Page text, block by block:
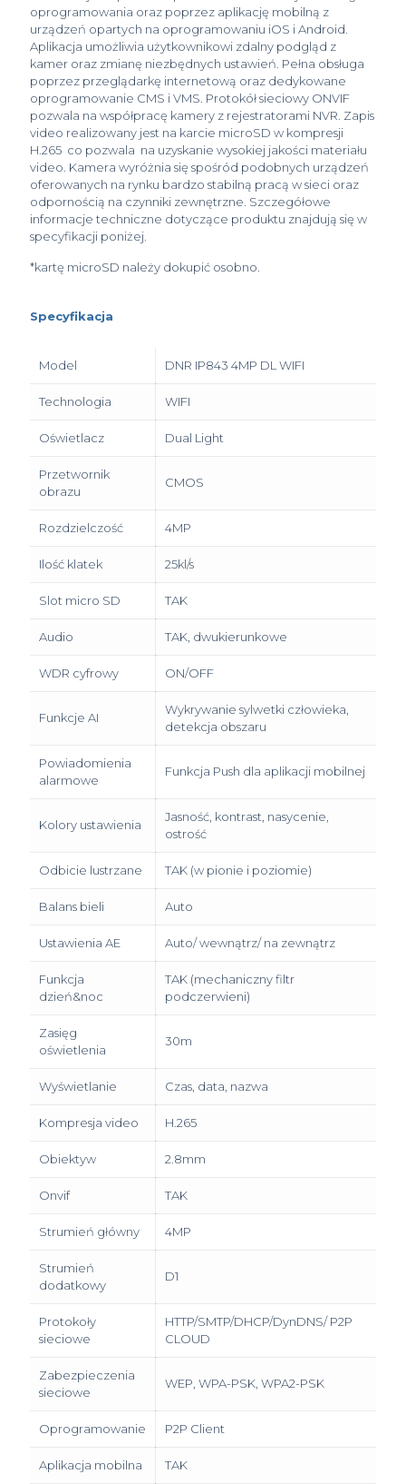
oprogramowania oraz poprzez aplikację mobilną z
urządzeń opartych na oprogramowaniu iOS i Android.
Aplikacja umożliwia użytkownikowi zdalny podgląd z
kamer oraz zmianę niezbędnych ustawień. Pełna obsługa
poprzez przeglądarkę internetową oraz dedykowane
oprogramowanie CMS i VMS. Protokół sieciowy ONVIF
pozwala na współpracę kamery z rejestratorami NVR. Zapis
video realizowany jest na karcie microSD w kompresji
H.265 co pozwala na uzyskanie wysokiej jakości materiału
video. Kamera wyróżnia się spośród podobnych urządzeń
oferowanych na rynku bardzo stabilną pracą w sieci oraz
odpornością na czynniki zewnętrzne. Szczegółowe
informacje techniczne dotyczące produktu znajdują się w
specyfikacji poniżej.
*kartę microSD należy dokupić osobno.
Specyfikacja
Model DNR IP843 4MP DL WIFI
Technologia WIFI
Oświetlacz Dual Light
Przetwornik
obrazu
CMOS
Rozdzielczość 4MP
Ilość klatek 25kl/s
Slot micro SD TAK
Audio TAK, dwukierunkowe
WDR cyfrowy ON/OFF
Funkcje AI
Wykrywanie sylwetki człowieka,
detekcja obszaru
Powiadomienia
alarmowe
Funkcja Push dla aplikacji mobilnej
Kolory ustawienia
Jasność, kontrast, nasycenie,
ostrość
Odbicie lustrzane TAK (w pionie i poziomie)
Balans bieli Auto
Ustawienia AE Auto/ wewnątrz/ na zewnątrz
Funkcja
dzień&noc
TAK (mechaniczny filtr
podczerwieni)
Zasięg
oświetlenia
30m
Wyświetlanie Czas, data, nazwa
Kompresja video H.265
Obiektyw 2.8mm
Onvif TAK
Strumień główny 4MP
Strumień
dodatkowy
D1
Protokoły
sieciowe
HTTP/SMTP/DHCP/DynDNS/ P2P
CLOUD
Zabezpieczenia
sieciowe
WEP, WPA-PSK, WPA2-PSK
Oprogramowanie P2P Client
Aplikacja mobilna TAK